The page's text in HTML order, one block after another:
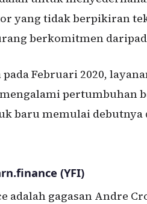
yang tidak berpikiran
berkomitmen
Februari 2020,
pertumbuhan
baru memulai
(YFI)
adalah gagasan Andre